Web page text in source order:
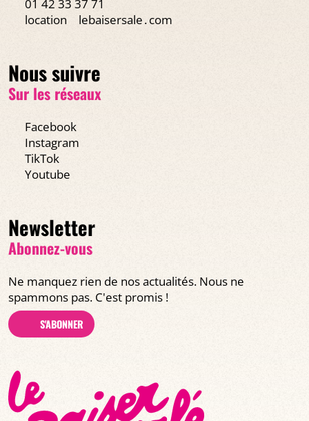
01 42 33 37 71
location
lebaisersale․com
Nous suivre
Sur les réseaux
Facebook
Instagram
TikTok
Youtube
Newsletter
Abonnez-vous
Ne manquez rien de nos actualités. Nous ne
spammons pas. C'est promis !
S'ABONNER